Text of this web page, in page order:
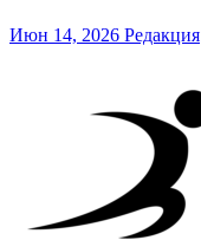
Июн 14, 2026 Редакция